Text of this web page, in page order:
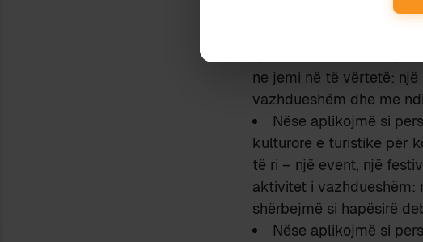
e Programeve
ne jemi në të vërtetë:
vazhdueshëm dhe me
Nëse aplikojmë si
kulturore e turistike për
të ri – një event, një
aktivitet i vazhdueshëm:
shërbejmë si hapësirë
Nëse aplikojmë si